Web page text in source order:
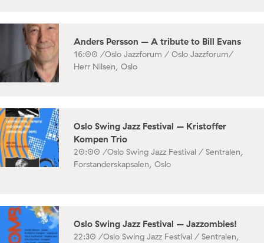
Anders Persson – A tribute to Bill Evans
16:00 /Oslo Jazzforum / Oslo Jazzforum/
Herr Nilsen, Oslo
Oslo Swing Jazz Festival – Kristoffer
Kompen Trio
20:00 /Oslo Swing Jazz Festival / Sentralen,
Forstanderskapsalen, Oslo
Oslo Swing Jazz Festival – Jazzombies!
22:30 /Oslo Swing Jazz Festival / Sentralen,